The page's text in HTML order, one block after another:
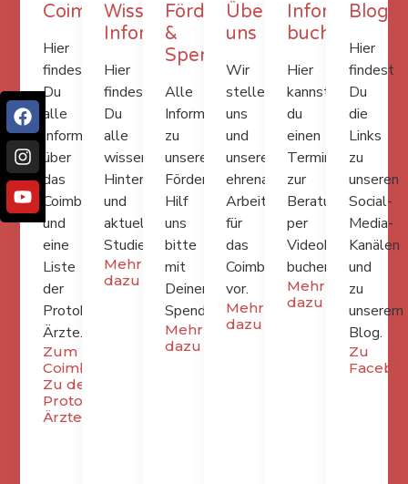
Coimbraprotokoll
Hier
findest
Du
alle
Informationen
über
das
Coimbraprotokoll
und
eine
Liste
der
Protokoll-
Ärzte.
Zum
Coimbraprotokoll
Zu den
Protokoll-
Ärzten
Wissenschaftliche
Informationen
Hier
findest
Du
alle
wissenschaftlichen
Hintergründe
und
aktuelle
Studien.
Mehr
dazu
Förderfonds
&
Spenden
Alle
Informationen
zu
unserem
Förderfonds.
Hilf
uns
bitte
mit
Deiner
Spende.
Mehr
dazu
Über
uns
Wir
stellen
uns
und
unsere
ehrenamtliche
Arbeit
für
das
Coimbraprotokoll
vor.
Mehr
dazu
buchen
Hier
kannst
du
einen
Termin
zur
Beratung
per
Videokonferenz
buchen.
Mehr
dazu
Blog
Hier
findest
Du
die
Links
zu
unseren
Social-
Media-
Kanälen
und
zu
unserem
Blog.
Zu